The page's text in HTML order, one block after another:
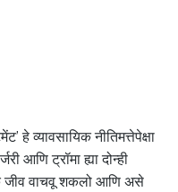
हे व्यावसायिक नीतिमत्तेपेक्षा
आणि ट्रॉमा ह्या दोन्ही
जीव वाचवू शकलो आणि असे